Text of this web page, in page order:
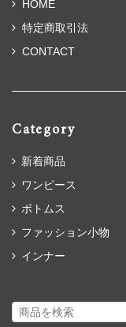
HOME
特定商取引法
CONTACT
Category
新着商品
ワンピース
ボトムス
ファッション小物
インナー